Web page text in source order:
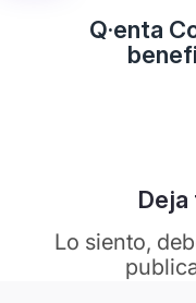
Q·enta
Lo siento,